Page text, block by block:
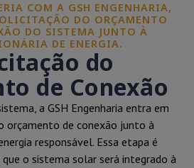
COM A GSH ENGENHARIA,
DO ORÇAMENTO
DO SISTEMA JUNTO À
DE ENERGIA.
do
de Conexão
a GSH Engenharia entra em
orçamento de conexão junto à
responsável. Essa etapa é
o sistema solar será integrado à